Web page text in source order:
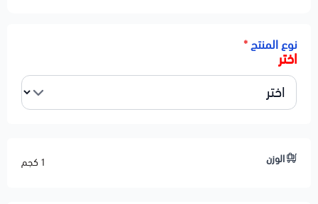
نوع المنتج*
اختر
الوزن 1 كجم